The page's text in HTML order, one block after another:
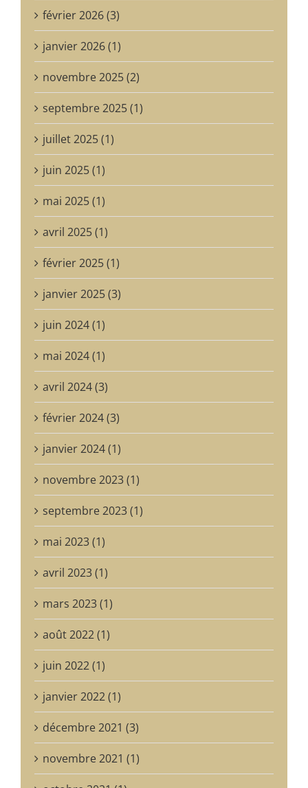
février 2026 (3)
janvier 2026 (1)
novembre 2025 (2)
septembre 2025 (1)
juillet 2025 (1)
juin 2025 (1)
mai 2025 (1)
avril 2025 (1)
février 2025 (1)
janvier 2025 (3)
juin 2024 (1)
mai 2024 (1)
avril 2024 (3)
février 2024 (3)
janvier 2024 (1)
novembre 2023 (1)
septembre 2023 (1)
mai 2023 (1)
avril 2023 (1)
mars 2023 (1)
août 2022 (1)
juin 2022 (1)
janvier 2022 (1)
décembre 2021 (3)
novembre 2021 (1)